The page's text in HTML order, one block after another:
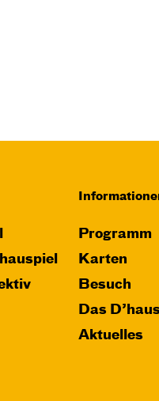
Programm
Karten
Besuch
Das
Aktuelles